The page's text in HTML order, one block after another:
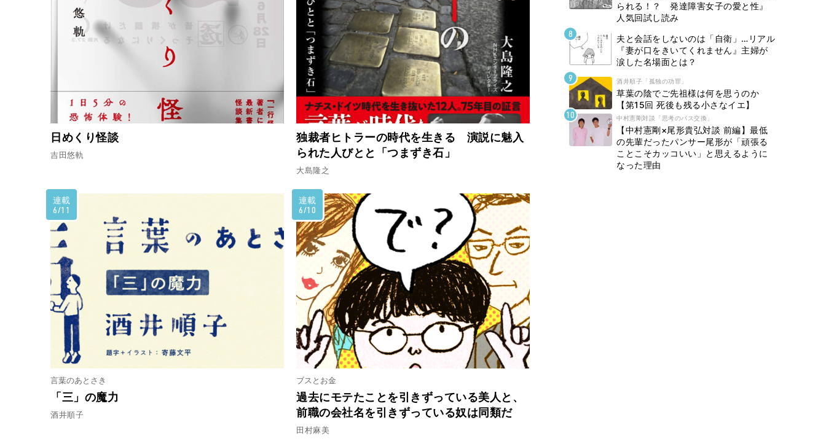
日めくり怪談
吉田悠軌
独裁者ヒトラーの時代を生きる 演説に魅入
られた人びとと「つまずき石」
大島隆之
連載
6/11
言葉のあとさき
「三」の魔力
酒井順子
連載
6/10
ブスとお金
過去にモテたことを引きずっている美人と、
前職の会社名を引きずっている奴は同類だ
田村麻美
られる！？ 発達障害女子の愛と性』
人気回試し読み
夫と会話をしないのは「自衛」…リアル
『妻が口をきいてくれません』主婦が
涙した名場面とは？
酒井順子「孤独の功罪」
草葉の陰でご先祖様は何を思うのか
【第15回 死後も残る小さなイエ】
中村憲剛対談「思考のパス交換」
【中村憲剛×尾形貴弘対談 前編】最低
の先輩だったパンサー尾形が「頑張る
ことこそカッコいい」と思えるように
なった理由